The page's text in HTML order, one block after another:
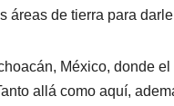
áreas de tierra para
México, donde
allá como aquí,